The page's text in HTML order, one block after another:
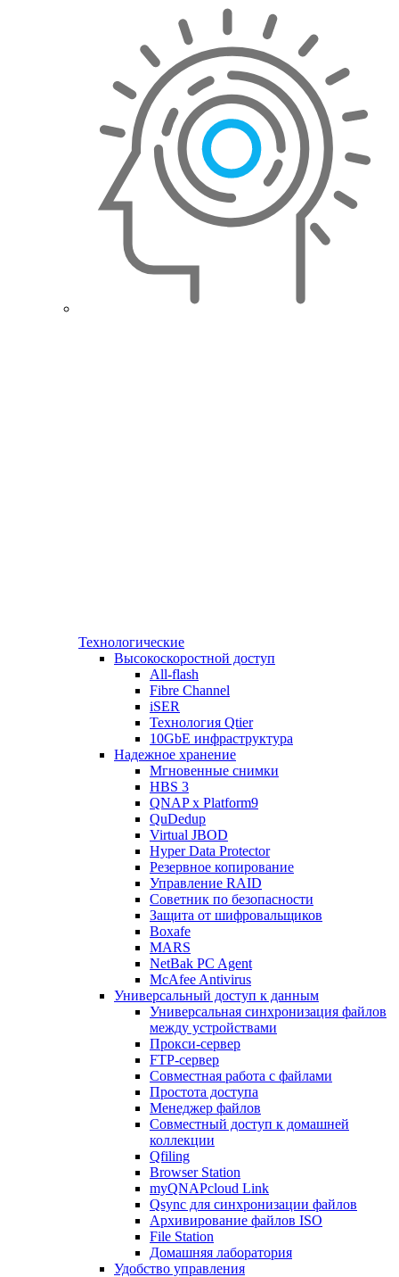
Технологические
Высокоскоростной доступ
All-flash
Fibre Channel
iSER
Технология Qtier
10GbE инфраструктура
Надежное хранение
Мгновенные снимки
HBS 3
QNAP x Platform9
QuDedup
Virtual JBOD
Hyper Data Protector
Резервное копирование
Управление RAID
Советник по безопасности
Защита от шифровальщиков
Boxafe
MARS
NetBak PC Agent
McAfee Antivirus
Универсальный доступ к данным
Универсальная синхронизация файлов
между устройствами
Прокси-сервер
FTP-сервер
Совместная работа с файлами
Простота доступа
Менеджер файлов
Совместный доступ к домашней
коллекции
Qfiling
Browser Station
myQNAPcloud Link
Qsync для синхронизации файлов
Архивирование файлов ISO
File Station
Домашняя лаборатория
Удобство управления